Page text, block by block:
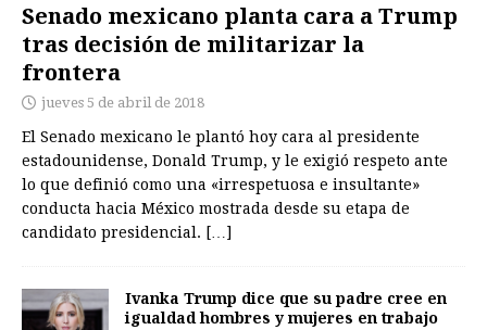
Senado mexicano planta cara a Trump
tras decisión de militarizar la
frontera
jueves 5 de abril de 2018
El Senado mexicano le plantó hoy cara al presidente
estadounidense, Donald Trump, y le exigió respeto ante
lo que definió como una «irrespetuosa e insultante»
conducta hacia México mostrada desde su etapa de
candidato presidencial. […]
Ivanka Trump dice que su padre cree en
igualdad hombres y mujeres en trabajo